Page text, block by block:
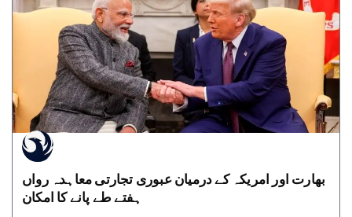
بھارت اور امریکہ کے درمیان عبوری تجارتی معاہدہ رواں
ہفتے طے پانے کا امکان